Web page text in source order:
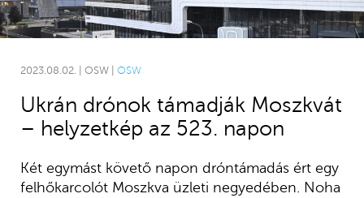
2023.08.02. | OSW | OSW
Ukrán drónok támadják Moszkvát
– helyzetkép az 523. napon
Két egymást követő napon dróntámadás ért egy
felhőkarcolót Moszkva üzleti negyedében. Noha